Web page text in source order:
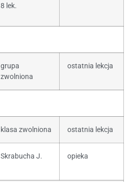
8 lek.
grupa
zwolniona
ostatnia lekcja
klasa zwolniona ostatnia lekcja
Skrabucha J. opieka